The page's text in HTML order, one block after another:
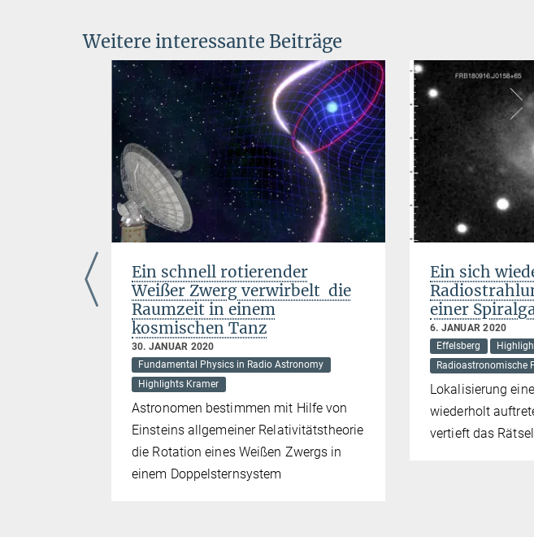
Weitere interessante Beiträge
Ein schnell rotierender
Weißer Zwerg verwirbelt die
Raumzeit in einem
kosmischen Tanz
30. JANUAR 2020
Fundamental Physics in Radio Astronomy
Highlights Kramer
Astronomen bestimmen mit Hilfe von
Einsteins allgemeiner Relativitätstheorie
die Rotation eines Weißen Zwergs in
einem Doppelsternsystem
Ein sich
einer
6. JANUAR 2020
Effelsberg
Radioastronomische
Lokalisierung
wiederholt
vertieft das